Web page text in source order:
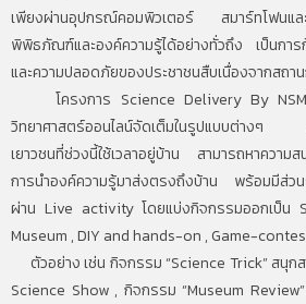
เพียงผ่านอุปกรณ์คอมพิวเตอร์ สมาร์ทโฟนแ
พิพิธภัณฑ์และองค์ความรู้ได้อย่างทั่วถึง เป็นการ
และความปลอดภัยของประชาชนสืบเนื่องจากสถ
โครงการ Science Delivery By NSM
วิทยาศาสตร์ออนไลน์จัดเต็มในรูปแบบต่างๆ
เยาวชนที่ช่วงนี้ใช้เวลาอยู่บ้าน สามารถหาความ
การนำองค์ความรู้มาส่งตรงถึงบ้าน พร้อมมีส่วน
ผ่าน Live activity โดยแบ่งกิจกรรมออกเป็น
Museum , DIY and hands-on , Game-
ตัวอย่าง เช่น กิจกรรม “Science Trick” สนุก
Science Show , กิจกรรม “Museum